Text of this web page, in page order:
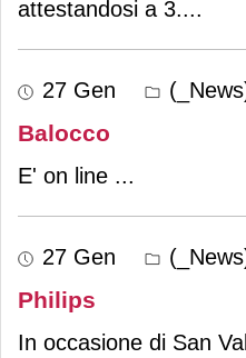
attestandosi a 3....
27 Gen
Balocco
E' on line ...
27 Gen
Philips
In occasione di San